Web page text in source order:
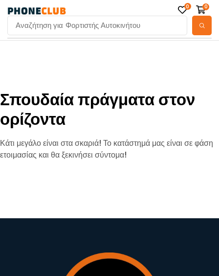
Αναζήτηση για Φορτιστής Αυτοκινήτου
0 0
Σπουδαία πράγματα στον
ορίζοντα
Κάτι μεγάλο είναι στα σκαριά! Το κατάστημά μας είναι σε φάση
ετοιμασίας και θα ξεκινήσει σύντομα!